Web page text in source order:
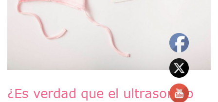
¿Es verdad que el ultrasonido